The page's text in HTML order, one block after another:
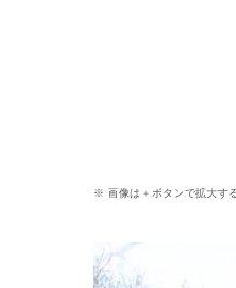
※ 画像は＋ボタンで拡大す